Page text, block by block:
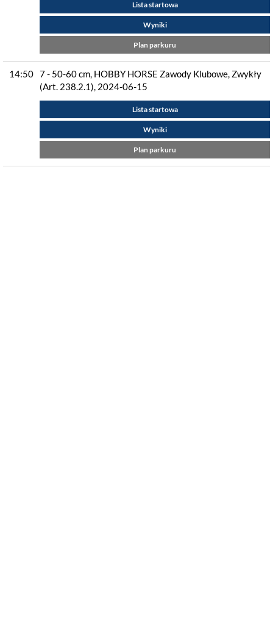
Lista startowa
Wyniki
Plan parkuru
14:50 7 - 50-60 cm, HOBBY HORSE Zawody Klubowe, Zwykły
(Art. 238.2.1), 2024-06-15
Lista startowa
Wyniki
Plan parkuru